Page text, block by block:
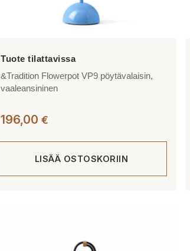
&Tradition Flowerpot VP9 pöytävalaisin,
vaaleansininen
196,00 €
LISÄÄ OSTOSKORIIN